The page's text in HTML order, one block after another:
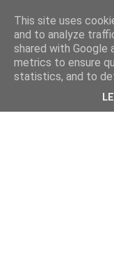
This site uses
and to analyze
shared with Google
metrics to ensure
statistics, and to